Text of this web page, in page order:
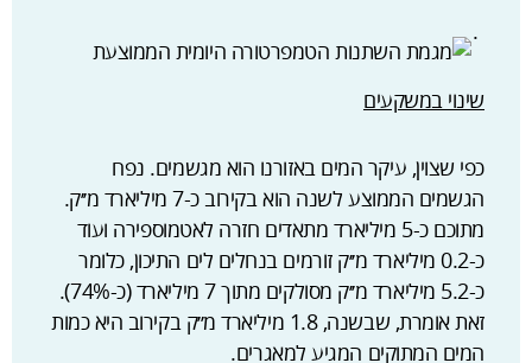
.
שינוי במשקעים
כפי שצוין, עיקר המים באזורנו הוא מגשמים. נפח
הגשמים הממוצע לשנה הוא בקירוב כ-7 מיליארד מ׳׳ק.
מתוכם כ-5 מיליארד מתאדים חזרה לאטמוספירה ועוד
כ-0.2 מיליארד מ׳׳ק זורמים בנחלים לים התיכון, כלומר
כ-5.2 מיליארד מ׳׳ק מסולקים מתוך 7 מיליארד (כ-74%).
זאת אומרת, שבשנה, 1.8 מיליארד מ׳׳ק בקירוב היא כמות
המים המתוקים המגיע למאגרים.